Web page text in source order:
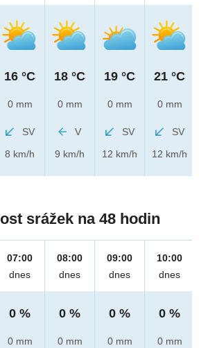
16 °C
0 mm
SV
8 km/h
18 °C
0 mm
V
9 km/h
19 °C
0 mm
SV
12 km/h
21 °C
0 mm
SV
12 km/h
srážek na 48 hodin
07:00
dnes
0 %
0 mm
08:00
dnes
0 %
0 mm
09:00
dnes
0 %
0 mm
10:00
dnes
0 %
0 mm